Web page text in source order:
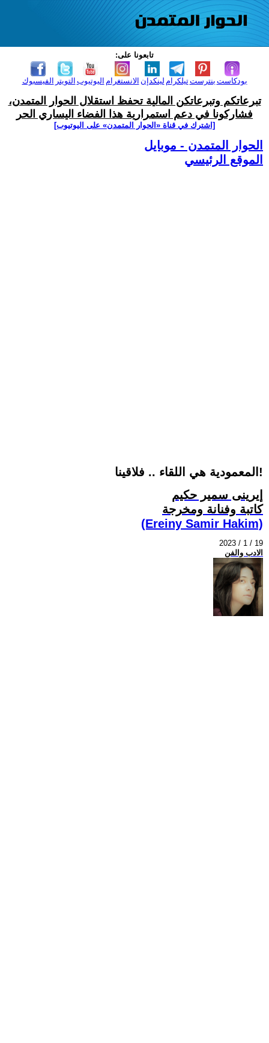
تابعونا على:
الفيسبوك التويتر اليوتيوب الانستغرام لينكدإن تيلكرامبنترست بودكاست
تبرعاتكم وتبرعاتكن المالية تحفظ استقلال الحوار المتمدن،
فشاركونا في دعم استمرارية هذا الفضاء اليساري الحر
[اشترك في قناة ‫«الحوار المتمدن» على اليوتيوب]
الحوار المتمدن - موبايل
الموقع الرئيسي
المعمودية هي اللقاء .. فلاقينا!
إيرينى سمير حكيم
كاتبة وفنانة ومخرجة
(Ereiny Samir Hakim)
2023 / 1 / 19
الادب والفن